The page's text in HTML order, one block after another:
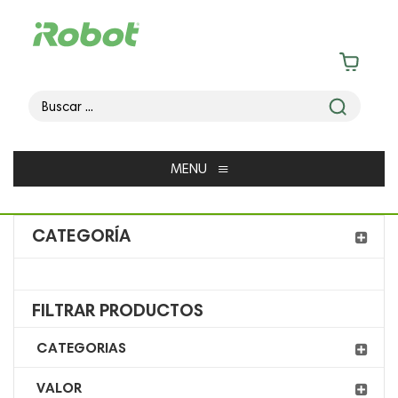
MENU ≡
CATEGORÍA
FILTRAR PRODUCTOS
CATEGORIAS
VALOR